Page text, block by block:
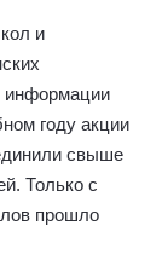
и
информации
году акции
свыше
Только с
прошло